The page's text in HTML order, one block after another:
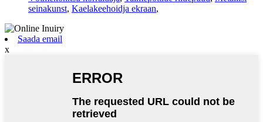
seinakunst, Kaelakeehoidja ekraan,
Saada email
x